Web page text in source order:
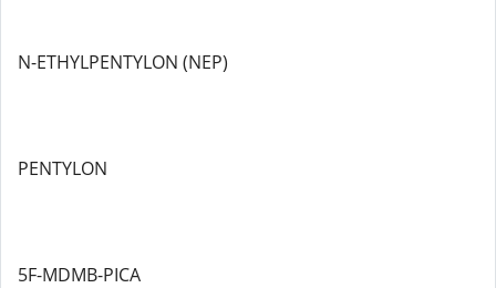
N-ETHYLPENTYLON (NEP)
PENTYLON
5F-MDMB-PICA